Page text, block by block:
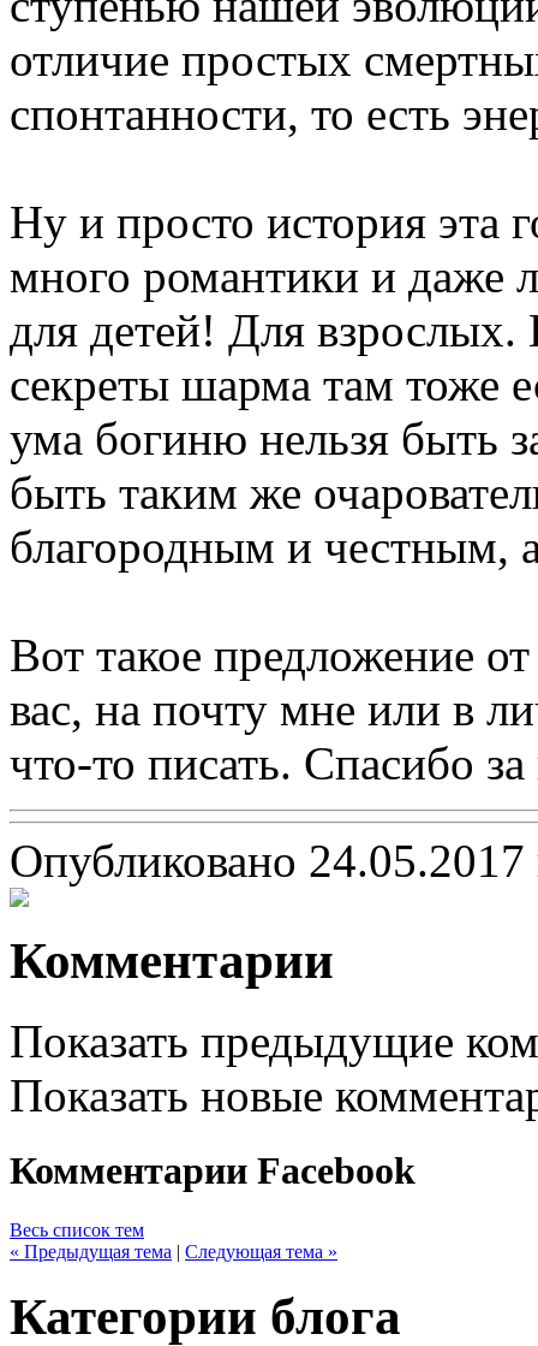
отличие простых
спонтанности, то есть
Ну и просто история эта
много романтики и даже
для детей! Для
секреты шарма там тоже
ума богиню нельзя быть
быть таким же
благородным и честным,
Вот такое предложение
вас, на почту мне или в
что-то писать. Спасибо
Опубликовано 24.05.2017
Комментарии
Показать предыдущие
Показать новые
Комментарии Facebook
Весь список тем
« Предыдущая тема | Следующая тема »
Категории блога